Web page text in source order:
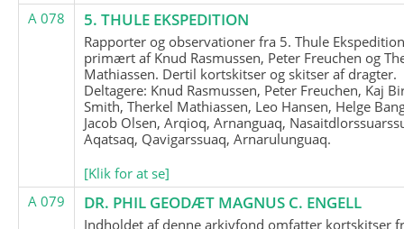
A 078
5. THULE EKSPEDITION
Rapporter og observationer fra 5. Thule
primært af Knud Rasmussen, Peter Freuchen og
Mathiassen. Dertil kortskitser og skitser af dragter.
Deltagere: Knud Rasmussen, Peter Freuchen, Kaj
Smith, Therkel Mathiassen, Leo Hansen, Helge
Jacob Olsen, Arqioq, Arnanguaq,
Aqatsaq, Qavigarssuaq, Arnarulunguaq.
[Klik for at se]
A 079
DR. PHIL GEODÆT MAGNUS C. ENGELL
Indholdet af denne arkivfond omfatter kortskitser